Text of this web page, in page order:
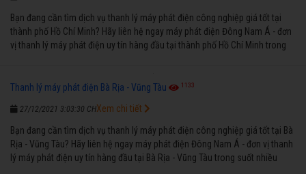
Bạn đang cần tìm dịch vụ thanh lý máy phát điện công nghiệp giá tốt tại
thành phố Hồ Chí Minh? Hãy liên hệ ngay máy phát điện Đông Nam Á - đơn
vị thanh lý máy phát điện uy tín hàng đầu tại thành phố Hồ Chí Minh trong
Thanh lý máy phát điện Bà Rịa - Vũng Tàu 1133
27/12/2021 3:03:30 CH
Bạn đang cần tìm dịch vụ thanh lý máy phát điện công nghiệp giá tốt tại Bà
Rịa - Vũng Tàu? Hãy liên hệ ngay máy phát điện Đông Nam Á - đơn vị thanh
lý máy phát điện uy tín hàng đầu tại Bà Rịa - Vũng Tàu trong suốt nhiều
Xem chi tiết